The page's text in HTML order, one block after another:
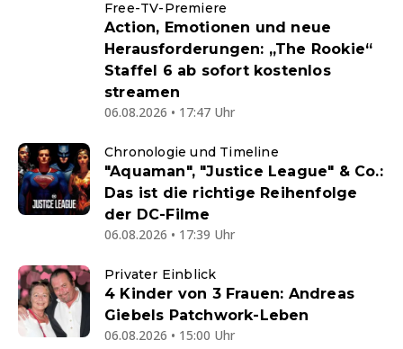
Free-TV-Premiere
Action, Emotionen und neue
Herausforderungen: „The Rookie“
Staffel 6 ab sofort kostenlos
streamen
06.08.2026 • 17:47 Uhr
Chronologie und Timeline
"Aquaman", "Justice League" & Co.:
Das ist die richtige Reihenfolge
der DC-Filme
06.08.2026 • 17:39 Uhr
Privater Einblick
4 Kinder von 3 Frauen: Andreas
Giebels Patchwork-Leben
06.08.2026 • 15:00 Uhr